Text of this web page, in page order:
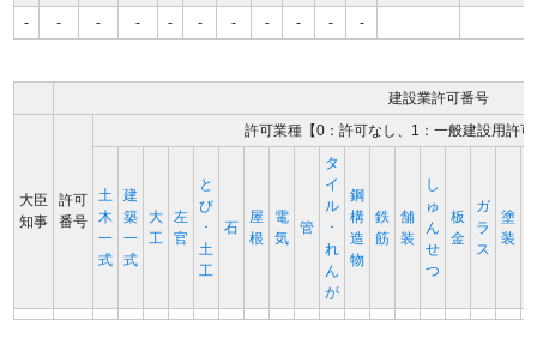
- - - - - - - - - - -
建設業許可番号
大臣
知事
許可
番号
許可業種【0：許可なし、1：一般建設用許
土
木
一
式
建
築
一
式
大
工
左
官
と
び
･
土
工
石
屋
根
電
気
管
タ
イ
ル
･
れ
ん
が
鋼
構
造
物
鉄
筋
舗
装
し
ゅ
ん
せ
つ
板
金
ガ
ラ
ス
塗
装